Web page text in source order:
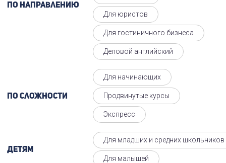
По направлению
Для юристов
Для гостиничного бизнеса
Деловой английский
По сложности
Для начинающих
Продвинутые курсы
Экспресс
Детям
Для младших и средних школьников
Для малышей